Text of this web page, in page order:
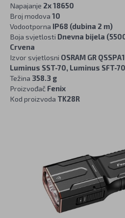
Napajanje 2x 18650
Broj modova 10
Vodootporna IP68 (dubina 2 m)
Boja svjetlosti Dnevna bijela
Crvena
Izvor svjetlosni OSRAM GR
Luminus SST-70, Luminus SFT-70
Težina 358.3 g
Proizvođač Fenix
Kod proizvoda TK28R